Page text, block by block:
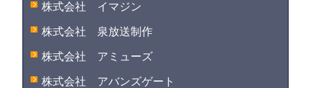
株式会社 イマジン
株式会社 泉放送制作
株式会社 アミューズ
株式会社 アバンズゲート